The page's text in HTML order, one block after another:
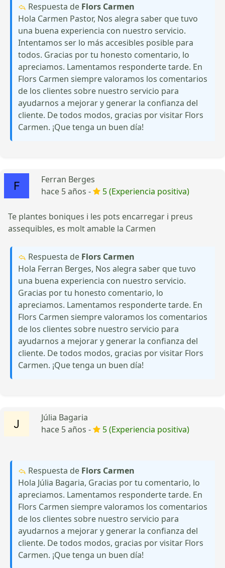
Respuesta de Flors Carmen
Hola Carmen Pastor, Nos alegra saber que tuvo
una buena experiencia con nuestro servicio.
Intentamos ser lo más accesibles posible para
todos. Gracias por tu honesto comentario, lo
apreciamos. Lamentamos responderte tarde. En
Flors Carmen siempre valoramos los comentarios
de los clientes sobre nuestro servicio para
ayudarnos a mejorar y generar la confianza del
cliente. De todos modos, gracias por visitar Flors
Carmen. ¡Que tenga un buen día!
Ferran Berges
hace 5 años -
5 (Experiencia positiva)
Te plantes boniques i les pots encarregar i preus
assequibles, es molt amable la Carmen
Respuesta de Flors Carmen
Hola Ferran Berges, Nos alegra saber que tuvo
una buena experiencia con nuestro servicio.
Gracias por tu honesto comentario, lo
apreciamos. Lamentamos responderte tarde. En
Flors Carmen siempre valoramos los comentarios
de los clientes sobre nuestro servicio para
ayudarnos a mejorar y generar la confianza del
cliente. De todos modos, gracias por visitar Flors
Carmen. ¡Que tenga un buen día!
Júlia Bagaria
hace 5 años -
5 (Experiencia positiva)
Respuesta de Flors Carmen
Hola Júlia Bagaria, Gracias por tu comentario, lo
apreciamos. Lamentamos responderte tarde. En
Flors Carmen siempre valoramos los comentarios
de los clientes sobre nuestro servicio para
ayudarnos a mejorar y generar la confianza del
cliente. De todos modos, gracias por visitar Flors
Carmen. ¡Que tenga un buen día!